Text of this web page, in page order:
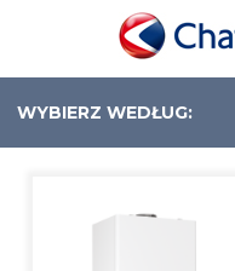
WYBIERZ WEDŁUG: